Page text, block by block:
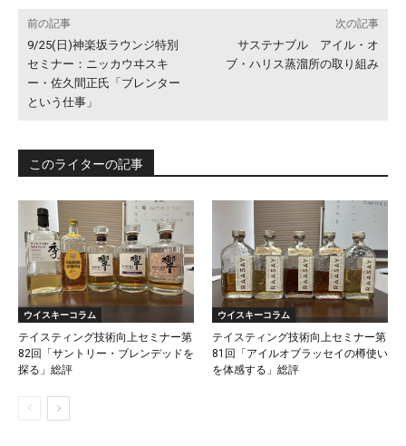
前の記事
9/25(日)神楽坂ラウンジ特別
セミナー：ニッカウヰスキ
ー・佐久間正氏「ブレンター
という仕事」
次の記事
サステナブル アイル・オ
ブ・ハリス蒸溜所の取り組み
このライターの記事
ウイスキーコラム
テイスティング技術向上セミナー第
82回「サントリー・ブレンデッドを
探る」総評
ウイスキーコラム
テイスティング技術向上セミナー第
81回「アイルオブラッセイの樽使い
を体感する」総評